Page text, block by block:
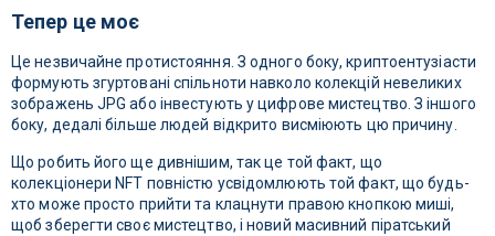
Тепер це моє
Це незвичайне протистояння. З одного боку, криптоентузіасти
формують згуртовані спільноти навколо колекцій невеликих
зображень JPG або інвестують у цифрове мистецтво. З іншого
боку, дедалі більше людей відкрито висміюють цю причину.
Що робить його ще дивнішим, так це той факт, що
колекціонери NFT повністю усвідомлюють той факт, що будь-
хто може просто прийти та клацнути правою кнопкою миші,
щоб зберегти своє мистецтво, і новий масивний піратський